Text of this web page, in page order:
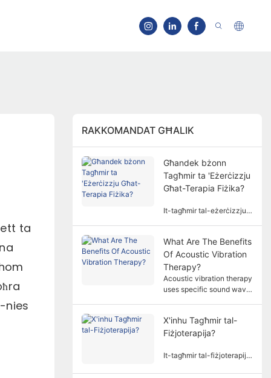
ta
nies
RAKKOMANDAT GĦALIK
Għandek bżonn
Tagħmir ta 'Eżerċizzju
Għat-Terapia Fiżika?
It-tagħmir tal-eżerċizzju
ħtieġa għal tagħmir ta
'eżerċizzju għat-terapija
fiżika tinvolvi fatturi u
dimensjonijiet multipli.
What Are The Benefits
Of Acoustic Vibration
Therapy?
Acoustic vibration therapy
uses specific sound wave
human body in a non-
invasive way, and is
rehabilitation fields.
X'inhu Tagħmir tal-
Fiżjoterapija?
It-tagħmir tal-fiżjoterapija